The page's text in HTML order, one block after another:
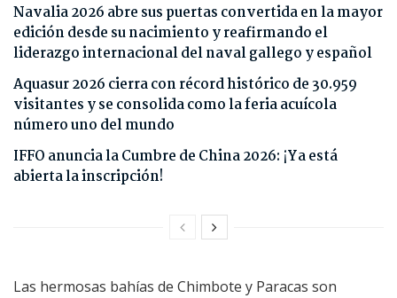
Navalia 2026 abre sus puertas convertida en la mayor
edición desde su nacimiento y reafirmando el
liderazgo internacional del naval gallego y español
Aquasur 2026 cierra con récord histórico de 30.959
visitantes y se consolida como la feria acuícola
número uno del mundo
IFFO anuncia la Cumbre de China 2026: ¡Ya está
abierta la inscripción!
Las hermosas bahías de Chimbote y Paracas son